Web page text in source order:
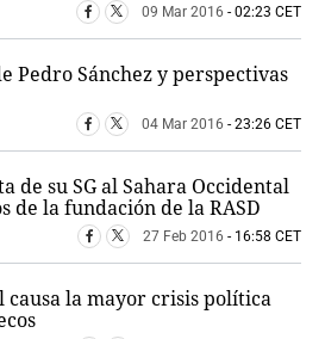
09 Mar 2016 - 02:23 CET
Pedro Sánchez y perspectivas
04 Mar 2016 - 23:26 CET
de su SG al Sahara Occidental
de la fundación de la RASD
27 Feb 2016 - 16:58 CET
causa la mayor crisis política